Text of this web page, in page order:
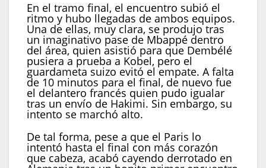
En el tramo final, el encuentro subió el
ritmo y hubo llegadas de ambos equipos.
Una de ellas, muy clara, se produjo tras
un imaginativo pase de Mbappé dentro
del área, quien asistió para que Dembélé
pusiera a prueba a Kobel, pero el
guardameta suizo evitó el empate. A falta
de 10 minutos para el final, de nuevo fue
el delantero francés quien pudo igualar
tras un envío de Hakimi. Sin embargo, su
intento se marchó alto.
De tal forma, pese a que el Paris lo
intentó hasta el final con más corazón
que cabeza, acabó cayendo derrotado en